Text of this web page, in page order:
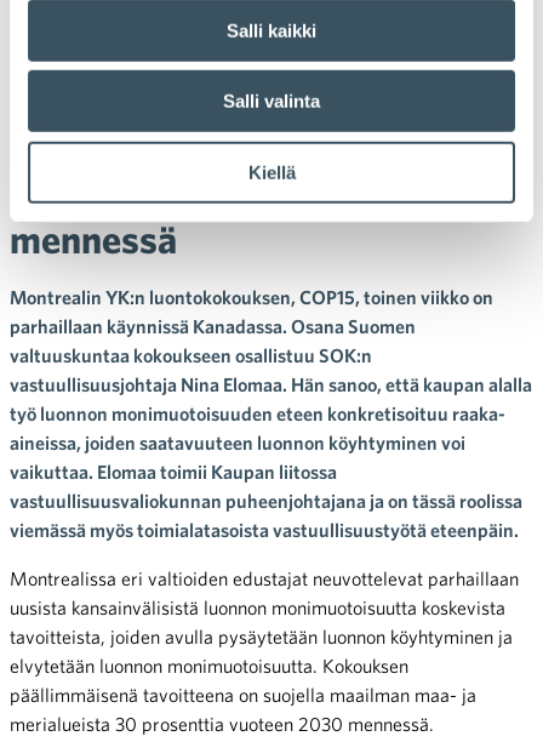
Salli kaikki
Salli valinta
Kiellä
Yritysten tavoite YK:n
luontokokouksessa: Päätös
luontojalanjäljen
selvittämisestä vuoteen 2030
mennessä
Montrealin YK:n luontokokouksen, COP15, toinen viikko on
parhaillaan käynnissä Kanadassa. Osana Suomen
valtuuskuntaa kokoukseen osallistuu SOK:n
vastuullisuusjohtaja Nina Elomaa. Hän sanoo, että kaupan alalla
työ luonnon monimuotoisuuden eteen konkretisoituu raaka-
aineissa, joiden saatavuuteen luonnon köyhtyminen voi
vaikuttaa. Elomaa toimii Kaupan liitossa
vastuullisuusvaliokunnan puheenjohtajana ja on tässä roolissa
viemässä myös toimialatasoista vastuullisuustyötä eteenpäin.
Montrealissa eri valtioiden edustajat neuvottelevat parhaillaan
uusista kansainvälisistä luonnon monimuotoisuutta koskevista
tavoitteista, joiden avulla pysäytetään luonnon köyhtyminen ja
elvytetään luonnon monimuotoisuutta. Kokouksen
päällimmäisenä tavoitteena on suojella maailman maa- ja
merialueista 30 prosenttia vuoteen 2030 mennessä.